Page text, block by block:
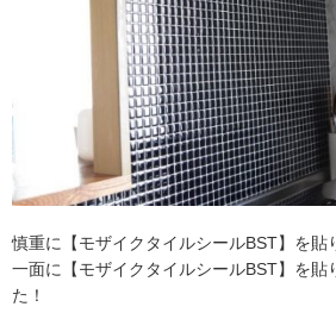
慎重に【モザイクタイルシールBST】を貼
一面に【モザイクタイルシールBST】を貼
た！